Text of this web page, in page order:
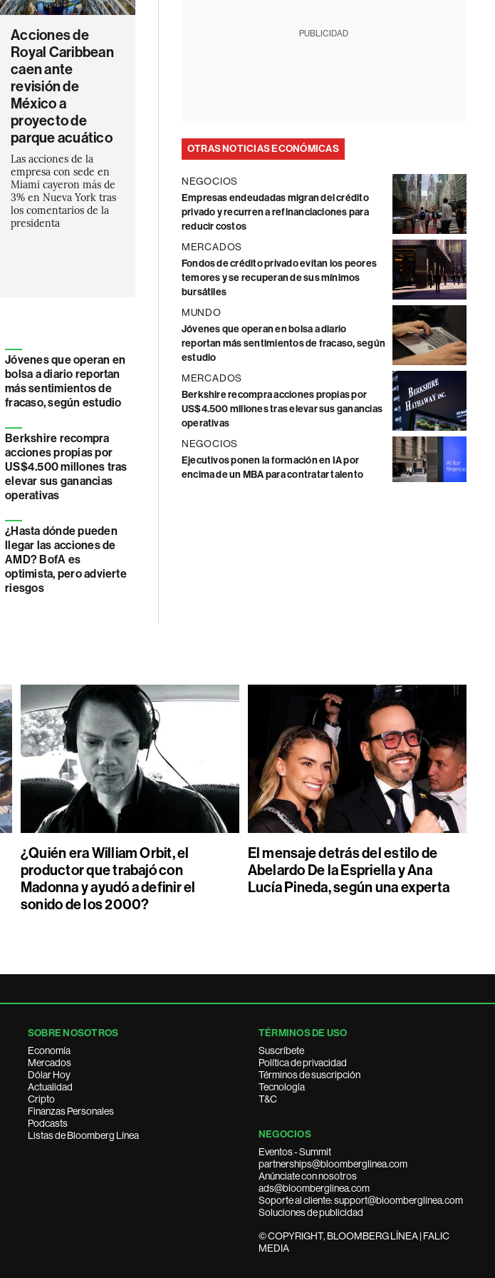
Acciones de
Royal Caribbean
caen ante
revisión de
México a
proyecto de
parque acuático
Las acciones de la
empresa con sede en
Miami cayeron más de
3% en Nueva York tras
los comentarios de la
presidenta
Jóvenes que operan en
bolsa a diario reportan
más sentimientos de
fracaso, según estudio
Berkshire recompra
acciones propias por
US$4.500 millones tras
elevar sus ganancias
operativas
¿Hasta dónde pueden
llegar las acciones de
AMD? BofA es
optimista, pero advierte
riesgos
PUBLICIDAD
OTRAS NOTICIAS ECONÓMICAS
NEGOCIOS
Empresas endeudadas migran del crédito
privado y recurren a refinanciaciones para
reducir costos
MERCADOS
Fondos de crédito privado evitan los peores
temores y se recuperan de sus mínimos
bursátiles
MUNDO
Jóvenes que operan en bolsa a diario
reportan más sentimientos de fracaso, según
estudio
MERCADOS
Berkshire recompra acciones propias por
US$4.500 millones tras elevar sus ganancias
operativas
NEGOCIOS
Ejecutivos ponen la formación en IA por
encima de un MBA para contratar talento
¿Quién era William Orbit, el
productor que trabajó con
Madonna y ayudó a definir el
sonido de los 2000?
El mensaje detrás del estilo de
Abelardo De la Espriella y Ana
Lucía Pineda, según una experta
SOBRE NOSOTROS
Economía
Mercados
Dólar Hoy
Actualidad
Cripto
Finanzas Personales
Podcasts
Listas de Bloomberg Línea
TÉRMINOS DE USO
Suscríbete
Política de privacidad
Términos de suscripción
Tecnología
T&C
NEGOCIOS
Eventos - Summit
partnerships@bloomberglinea.com
Anúnciate con nosotros
ads@bloomberglinea.com
Soporte al cliente: support@bloomberglinea.com
Soluciones de publicidad
© COPYRIGHT, BLOOMBERG LÍNEA | FALIC
MEDIA